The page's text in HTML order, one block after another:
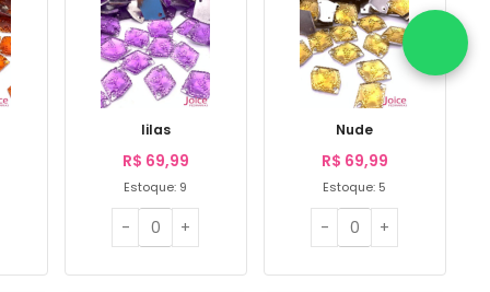
lilas
R$ 69,99
Estoque: 9
Nude
R$ 69,99
Estoque: 5